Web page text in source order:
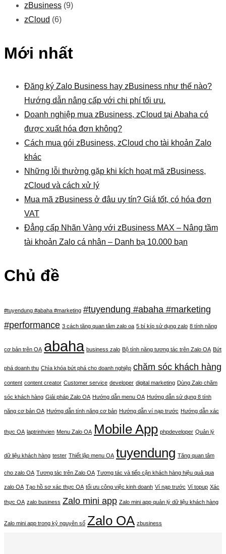
zBusiness (9)
zCloud (6)
Mới nhất
Đăng ký Zalo Business hay zBusiness như thế nào?
Hướng dẫn nâng cấp với chi phí tối ưu.
Doanh nghiệp mua zBusiness, zCloud tại Abaha có
được xuất hóa đơn không?
Cách mua gói zBusiness, zCloud cho tài khoản Zalo
khác
Những lỗi thường gặp khi kích hoạt mã zBusiness,
zCloud và cách xử lý
Mua mã zBusiness ở đâu uy tín? Giá tốt, có hóa đơn
VAT
Đẳng cấp Nhãn Vàng với zBusiness MAX – Nâng tầm
tài khoản Zalo cá nhân – Danh bạ 10.000 bạn
Chủ đề
#tuyendung #abaha #marketing #tuyendung #abaha #marketing
#performance 3 cách tăng quan tâm zalo oa 5 bí kíp sử dụng zalo 8 tính năng
cơ bản trên OA abaha business zalo Bộ tính năng tương tác trên Zalo OA Bứt
phá doanh thu Chìa khóa bứt phá cho doanh nghiệp chăm sóc khách hàng
content content creator Customer service developer digital marketing Dùng Zalo chăm
sóc khách hàng Giải pháp Zalo OA Hướng dẫn menu OA Hướng dẫn sử dụng 8 tính
năng cơ bản OA Hướng dẫn tính năng cơ bản Hướng dẫn ví nạp trước Hướng dẫn xác
thực OA laptrinhvien Menu Zalo OA Mobile App phpdeveloper Quản lý
dữ liệu khách hàng tester Thiết lập menu OA tuyendung Tăng quan tâm
cho zalo OA Tương tác trên Zalo OA Tương tác và tiếp cận khách hàng hiệu quả qua
zalo OA Tạo hồ sơ xác thực OA tối ưu công việc kinh doanh Ví nạp trước Ví topup Xác
thực OA zalo business Zalo mini app Zalo mini app quản lý dữ liệu khách hàng
Zalo mini app trong kỷ nguyên số Zalo OA zbusiness